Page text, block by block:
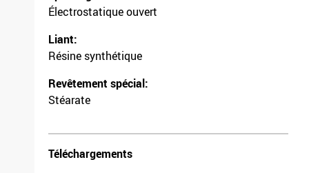
Électrostatique ouvert
Liant:
Résine synthétique
Revêtement spécial:
Stéarate
Téléchargements